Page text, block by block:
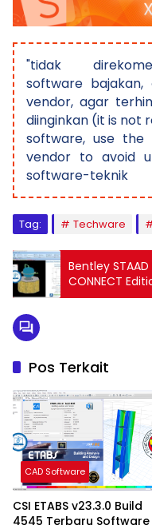
"tidak
software
vendor, agar
diinginkan (it is not
software, use
vendor to avoid
software-teknik
Tag: Techware
Bentley
CONNECT
Pos Terkait
CAD Software
CSI ETABS v23.3.0 Build
4545 Terbaru Software